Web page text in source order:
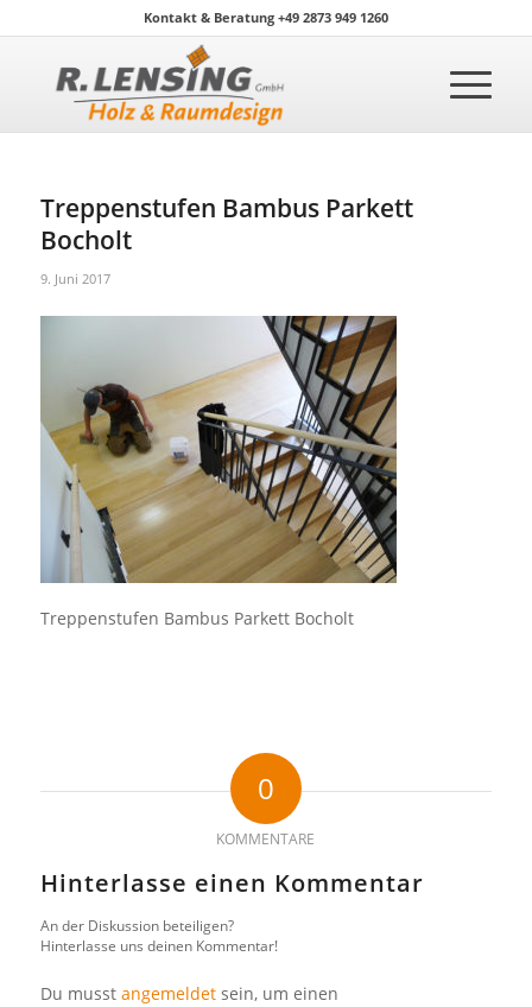
Kontakt & Beratung +49 2873 949 1260
Treppenstufen Bambus Parkett
Bocholt
9. Juni 2017
Treppenstufen Bambus Parkett Bocholt
0
KOMMENTARE
Hinterlasse einen Kommentar
An der Diskussion beteiligen?
Hinterlasse uns deinen Kommentar!
Du musst angemeldetsein, um einen